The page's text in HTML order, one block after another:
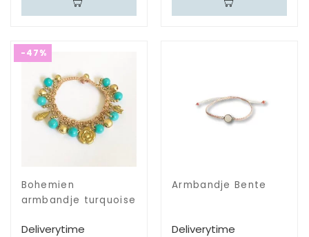
-47%
Bohemien
armbandje turquoise
Deliverytime
Armbandje Bente
Deliverytime